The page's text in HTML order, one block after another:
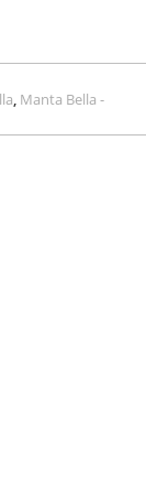
, Manta Bella -